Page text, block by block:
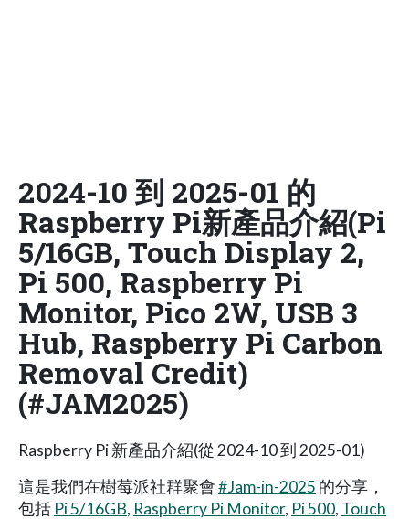
2024-10 到 2025-01 的
Raspberry Pi新產品介紹(Pi
5/16GB, Touch Display 2,
Pi 500, Raspberry Pi
Monitor, Pico 2W, USB 3
Hub, Raspberry Pi Carbon
Removal Credit)
(#JAM2025)
Raspberry Pi 新產品介紹(從 2024-10 到 2025-01)
這是我們在樹莓派社群聚會#Jam-in-2025 的分享，
包括 Pi 5/16GB, Raspberry Pi Monitor, Pi 500, Touch